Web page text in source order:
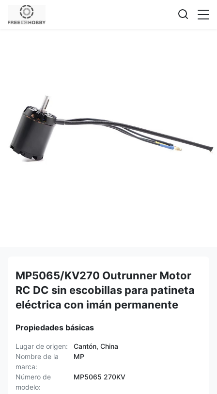
MP5065/KV270 Outrunner Motor
RC DC sin escobillas para patineta
eléctrica con imán permanente
Propiedades básicas
Lugar de origen:
Cantón, China
Nombre de la
marca:
MP
Número de
modelo:
MP5065 270KV